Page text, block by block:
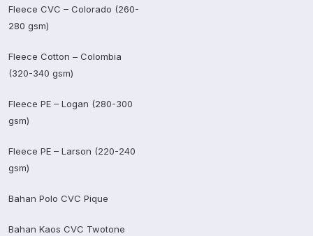
Fleece CVC – Colorado (260-
280 gsm)
Fleece Cotton – Colombia
(320-340 gsm)
Fleece PE – Logan (280-300
gsm)
Fleece PE – Larson (220-240
gsm)
Bahan Polo CVC Pique
Bahan Kaos CVC Twotone